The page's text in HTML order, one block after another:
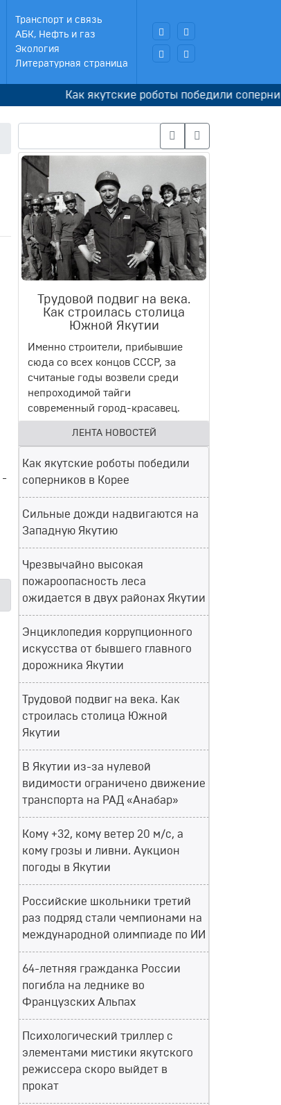
Транспорт и связь
АБК, Нефть и газ
Экология
Литературная страница
Как якутские роботы победили соперников
-
Трудовой подвиг на века.
Как строилась столица
Южной Якутии
Именно строители, прибывшие
сюда со всех концов СССР, за
считаные годы возвели среди
непроходимой тайги
современный город-красавец.
ЛЕНТА НОВОСТЕЙ
Как якутские роботы победили
соперников в Корее
Сильные дожди надвигаются на
Западную Якутию
Чрезвычайно высокая
пожароопасность леса
ожидается в двух районах Якутии
Энциклопедия коррупционного
искусства от бывшего главного
дорожника Якутии
Трудовой подвиг на века. Как
строилась столица Южной
Якутии
В Якутии из-за нулевой
видимости ограничено движение
транспорта на РАД «Анабар»
Кому +32, кому ветер 20 м/с, а
кому грозы и ливни. Аукцион
погоды в Якутии
Российские школьники третий
раз подряд стали чемпионами на
международной олимпиаде по ИИ
64-летняя гражданка России
погибла на леднике во
Французских Альпах
Психологический триллер с
элементами мистики якутского
режиссера скоро выйдет в
прокат